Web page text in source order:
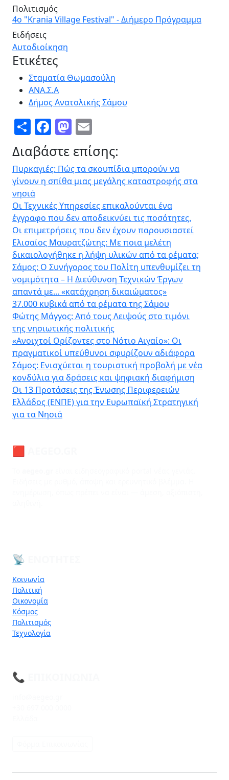
Πολιτισμός
4ο "Krania Village Festival" - Διήμερο Πρόγραμμα
Ειδήσεις
Αυτοδιοίκηση
Ετικέτες
Σταματία Θωμασούλη
ΑΝΑ.Σ.Α
Δήμος Ανατολικής Σάμου
ShareFacebook
Mastodon
Διαβάστε επίσης:
Πυρκαγιές: Πώς τα σκουπίδια μπορούν να
γίνουν η σπίθα μιας μεγάλης καταστροφής στα
νησιά
Οι Τεχνικές Υπηρεσίες επικαλούνται ένα
έγγραφο που δεν αποδεικνύει τις ποσότητες.
Οι επιμετρήσεις που δεν έχουν παρουσιαστεί
Ελισαίος Μαυρατζώτης: Με ποια μελέτη
δικαιολογήθηκε η λήψη υλικών από τα ρέματα;
Σάμος: Ο Συνήγορος του Πολίτη υπενθυμίζει τη
νομιμότητα – Η Διεύθυνση Τεχνικών Έργων
απαντά με... «κατάχρηση δικαιώματος»
37.000 κυβικά από τα ρέματα της Σάμου
Φώτης Μάγγος: Από τους Λειψούς στο τιμόνι
της νησιωτικής πολιτικής
«Ανοιχτοί Ορίζοντες στο Νότιο Αιγαίο»: Οι
πραγματικοί υπεύθυνοι σφυρίζουν αδιάφορα
Σάμος: Ενισχύεται η τουριστική προβολή με νέα
κονδύλια για δράσεις και ψηφιακή διαφήμιση
Οι 13 Προτάσεις της Ένωσης Περιφερειών
Ελλάδος (ΕΝΠΕ) για την Ευρωπαϊκή Στρατηγική
για τα Νησιά
🟥 AEGEO.GR
📡 ΕΝΌΤΗΤΕΣ
Κοινωνία
Πολιτική
Οικονομία
Κόσμος
Πολιτισμός
Τεχνολογία
📞 ΕΠΙΚΟΙΝΩΝΊΑ